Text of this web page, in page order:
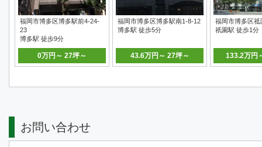
福岡市博多区博多駅前4-24-
23
博多駅 徒歩9分
0万円～ 27坪～
福岡市博多区博多駅南1-8-12
博多駅 徒歩5分
43.6万円～ 27坪～
福岡市博多区祗
祇園駅 徒歩1分
133.2万円
お問い合わせ